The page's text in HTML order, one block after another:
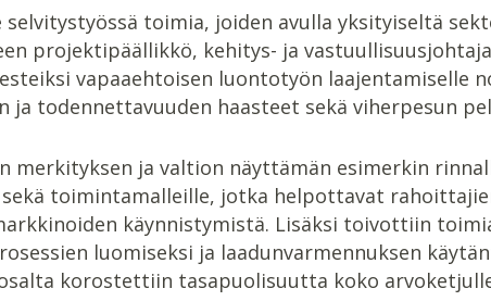
selvitystyössä toimia, joiden avulla yksityiseltä
projektipäällikkö, kehitys- ja vastuullisuusjohtaja
vapaaehtoisen luontotyön laajentamiselle
ja todennettavuuden haasteet sekä viherpesun
merkityksen ja valtion näyttämän esimerkin
toimintamalleille, jotka helpottavat
käynnistymistä. Lisäksi toivottiin
luomiseksi ja laadunvarmennuksen
korostettiin tasapuolisuutta koko